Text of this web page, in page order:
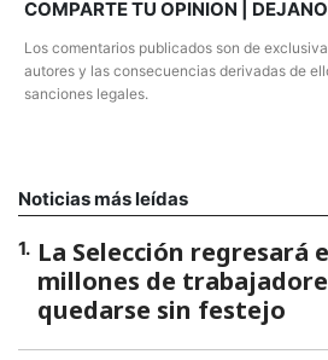
COMPARTE TU OPINION |
Los comentarios publicados son de
autores y las consecuencias derivadas de
sanciones legales.
Noticias más leídas
1. La Selección regresará
millones de
quedarse sin festejo